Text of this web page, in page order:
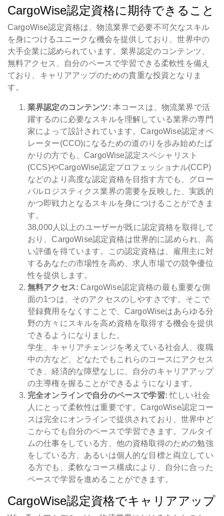
CargoWise認定資格に期待できること
CargoWise認定資格は、物流業界で必要不可欠なスキル
を身につけるユニークな機会を提供しており、世界中の
大手企業に認められています。業界認定のコンテンツ、
無料アクセス、自分のペースで学習できる柔軟性を備え
ており、キャリアアップのための貴重な投資となりま
す。
業界認定のコンテンツ: 本コースは、物流業界で活
躍するのに必要なスキルを理解している業界の専門
家によって設計されています。CargoWise認定オペ
レーター(CCO)になるための道のりを歩み始めたば
かりの方でも、CargoWise認定スペシャリスト
(CCS)やCargoWise認定プロフェッショナル(CCP)
などのより高度な認定資格を目指す方でも、グロー
バルロジスティクス業界の需要を反映した、実践的
かつ即戦力となるスキルを身につけることができま
す。
38,000人以上のユーザーが既に認定資格を取得して
おり、CargoWise認定資格は世界的に認められ、高
い評価を得ています。この認定資格は、雇用主に対
するあなたの市場性を高め、求人市場での競争優位
性を提供します。
無料アクセス: CargoWise認定資格の最も重要な側
面の1つは、そのアクセスのしやすさです。そこで
登録費用をなくすことで、CargoWiseはあらゆる分
野の方々にスキルを高め資格を取得する機会を提供
できるようになりました。
学生、キャリアチェンジを考えている社会人、復職
中の方など、どなたでもこれらのコースにアクセス
でき、経済的な障壁なしに、自分のキャリアアップ
の主導権を握ることができるようになります。
完全オンラインで自分のペースで学習: 忙しい社会
人にとって柔軟性は重要です。CargoWise認定コー
スは完全にオンラインで提供されており、世界中ど
こからでも自分のペースで学習できます。フルタイ
ムの仕事をしている方、他の資格取得のための勉強
をしている方、あるいは個人的な目標と両立してい
る方でも、柔軟なコース構成により、自分に合った
ペースで学習を進めることができます。
CargoWise認定資格でキャリアアップ